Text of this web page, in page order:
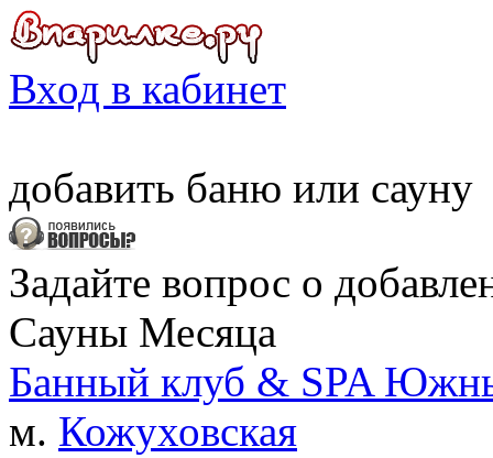
Вход в кабинет
добавить баню или сауну
Задайте вопрос о
Сауны Месяца
Банный клуб & SPA
м. Кожуховская